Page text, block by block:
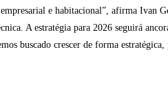
e habitacional”, afirma
A estratégia para 2026 seguirá
buscado crescer de forma